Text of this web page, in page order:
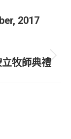
2017
牧師典禮